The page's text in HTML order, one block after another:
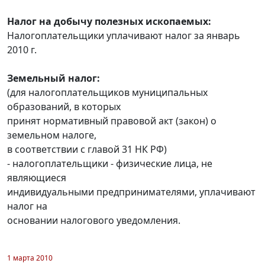
Налог на добычу полезных ископаемых:
Налогоплательщики уплачивают налог за январь
2010 г.
Земельный налог:
(для налогоплательщиков муниципальных
образований, в которых
принят нормативный правовой акт (закон) о
земельном налоге,
в соответствии с главой 31 НК РФ)
- налогоплательщики - физические лица, не
являющиеся
индивидуальными предпринимателями, уплачивают
налог на
основании налогового уведомления.
1 марта 2010